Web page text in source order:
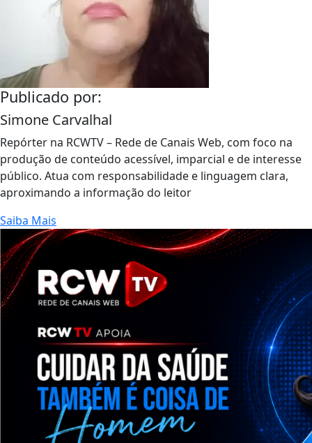
Publicado por:
Simone Carvalhal
Repórter na RCWTV – Rede de Canais Web, com foco na
produção de conteúdo acessível, imparcial e de interesse
público. Atua com responsabilidade e linguagem clara,
aproximando a informação do leitor
Saiba Mais